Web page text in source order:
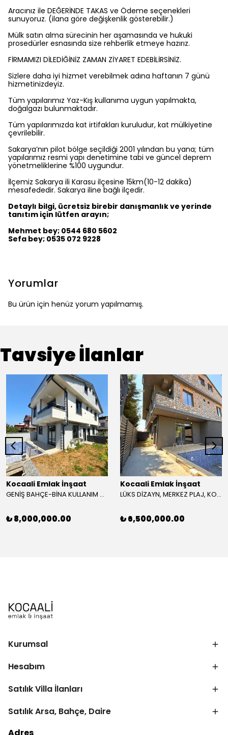
Aracınız ile DEĞERİNDE TAKAS ve Ödeme seçenekleri
sunuyoruz. (ilana göre değişkenlik gösterebilir.)
Mülk satın alma sürecinin her aşamasında ve hukuki
prosedürler esnasında size rehberlik etmeye hazırız.
FİRMAMIZI DİLEDİĞİNİZ ZAMAN ZİYARET EDEBİLİRSİNİZ.
Sizlere daha iyi hizmet verebilmek adına haftanın 7 günü
hizmetinizdeyiz.
Tüm yapılarımız Yaz-Kış kullanıma uygun yapılmakta,
doğalgazı bulunmaktadır.
Tüm yapılarımızda kat irtifakları kuruludur, kat mülkiyetine
çevrilebilir.
Sakarya’nın pilot bölge seçildiği 2001 yılından bu yana; tüm
yapılarımız resmi yapı denetimine tabi ve güncel deprem
yönetmeliklerine %100 uygundur.
İlçemiz Sakarya ili Karasu ilçesine 15km(10-12 dakika)
mesafededir. Sakarya iline bağlı ilçedir.
Detaylı bilgi, ücretsiz birebir danışmanlık ve yerinde
tanıtım için lütfen arayın;
Mehmet bey; 0544 680 5602
Sefa bey; 0535 072 9228
Yorumlar
Bu ürün için henüz yorum yapılmamış.
Tavsiye İlanlar
Kocaali Emlak İnşaat
GENİŞ BAHÇE-BİNA KULLANIM ALANLI, HAVUZLU, MERKEZ PLAJ, PLAJA 80METRE, ARKA CEPHE 4+1 TRİPLEKS VİLLA! KOCAALİ YAYLA MH
₺ 8,000,000.00
Kocaali Emlak İnşaat
LÜKS DİZAYN, MERKEZ PLAJ, KOMPLE GRANİT ZEMİN, ÖN CEPHE, HAVUZLU 3+1 TRİPLEKS VİLLA! KOCAALİ YALI MH
₺ 6,500,000.00
Kurumsal
Hesabım
Satılık Villa İlanları
Satılık Arsa, Bahçe, Daire